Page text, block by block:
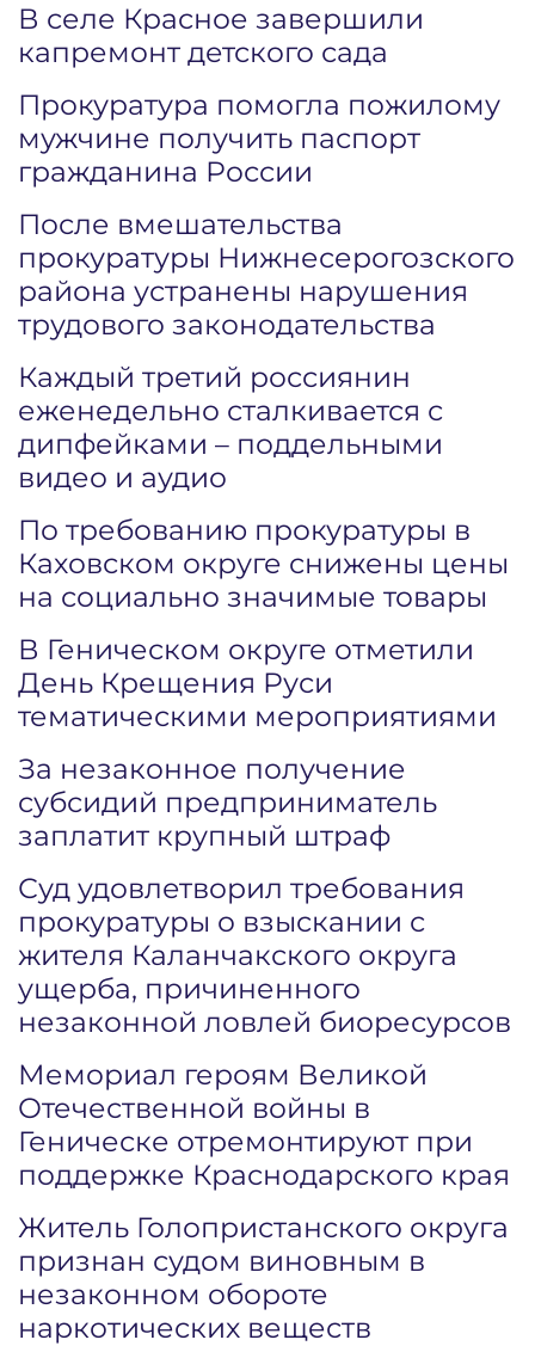
В селе Красное завершили
капремонт детского сада
Прокуратура помогла пожилому
мужчине получить паспорт
гражданина России
После вмешательства
прокуратуры Нижнесерогозского
района устранены нарушения
трудового законодательства
Каждый третий россиянин
еженедельно сталкивается с
дипфейками – поддельными
видео и аудио
По требованию прокуратуры в
Каховском округе снижены цены
на социально значимые товары
В Геническом округе отметили
День Крещения Руси
тематическими мероприятиями
За незаконное получение
субсидий предприниматель
заплатит крупный штраф
Суд удовлетворил требования
прокуратуры о взыскании с
жителя Каланчакского округа
ущерба, причиненного
незаконной ловлей биоресурсов
Мемориал героям Великой
Отечественной войны в
Геническе отремонтируют при
поддержке Краснодарского края
Житель Голопристанского округа
признан судом виновным в
незаконном обороте
наркотических веществ